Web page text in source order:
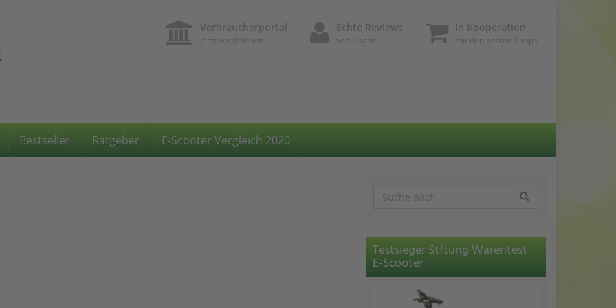
Verbraucherportal
Jetzt vergleichen
Echte Reviews
von Usern
In Kooperation
mit den besten Shops
Bestseller Ratgeber E-Scooter Vergleich 2020
Testsieger Stftung Warentest
E-Scooter